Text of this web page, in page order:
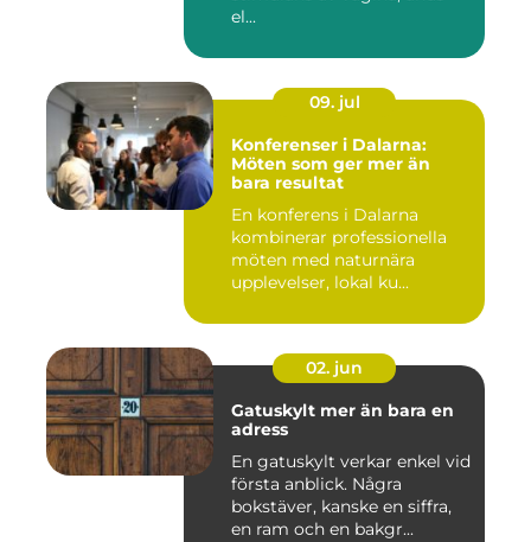
el...
09. jul
Konferenser i Dalarna:
Möten som ger mer än
bara resultat
En konferens i Dalarna
kombinerar professionella
möten med naturnära
upplevelser, lokal ku...
02. jun
Gatuskylt mer än bara en
adress
En gatuskylt verkar enkel vid
första anblick. Några
bokstäver, kanske en siffra,
en ram och en bakgr...